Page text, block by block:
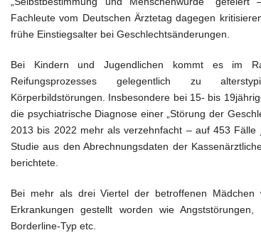
Fachleute vom Deutschen Ärztetag dagegen
frühe Einstiegsalter bei Geschlechtsänderungen.
Bei Kindern und Jugendlichen kommt es im
Reifungsprozesses gelegentlich zu
Körperbildstörungen. Insbesondere bei 15- bis
die psychiatrische Diagnose einer „Störung der
2013 bis 2022 mehr als verzehnfacht – auf 453
Studie aus den Abrechnungsdaten der
berichtete.
Bei mehr als drei Viertel der betroffenen Mädchen
Erkrankungen gestellt worden wie Angststörungen,
Borderline-Typ etc.